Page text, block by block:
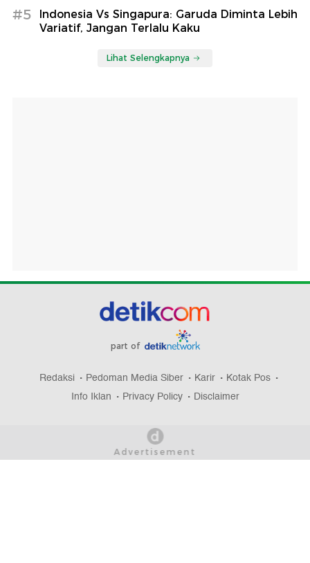
#5
Indonesia Vs Singapura: Garuda Diminta Lebih
Variatif, Jangan Terlalu Kaku
Lihat Selengkapnya
part of
Redaksi Pedoman Media Siber Karir
Kotak Pos
Info Iklan
Privacy Policy Disclaimer